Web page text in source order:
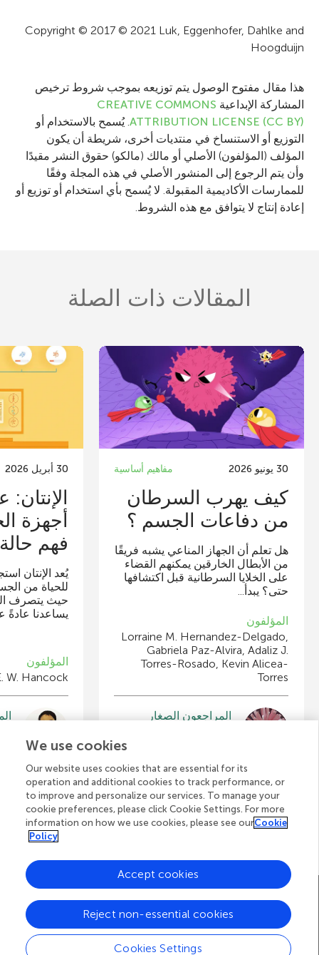
n
Copyright © 2017 © 2021 Luk, Eggenhofer, Dahlke and
Hoogduijn
هذا مقال مفتوح الوصول يتم توزيعه بموجب شروط ترخيص
المشاركة الإبداعية CREATIVE COMMONS
ATTRIBUTION LICENSE (CC BY). يُسمح بالاستخدام أو
التوزيع أو الاستنساخ في منتديات أخرى، شريطة أن يكون
المؤلف (المؤلفون) الأصلي أو مالك (مالكو) حقوق النشر مقيدًا
وأن يتم الرجوع إلى المنشور الأصلي في هذه المجلة وفقًا
للممارسات الأكاديمية المقبولة. لا يُسمح بأي استخدام أو توزيع أو
إعادة إنتاج لا يتوافق مع هذه الشروط.
المقالات ذات الصلة
30 يونيو 2026 مفاهيم أساسية
كيف يهرب السرطان
من دفاعات الجسم ؟
هل تعلم أن الجهاز المناعي يشبه فريقًا
من الأبطال الخارقين يمكنهم القضاء
على الخلايا السرطانية قبل اكتشافها
حتى؟ يبدأ...
المؤلفون
Lorraine M. Hernandez-Delgado,
Gabriela Paz-Alvira, Adaliz J.
Torres-Rosado, Kevin Alicea-
Torres
المراجعون الصغار
30 أبريل 2026
أجهزة
فهم
يُعد الإنتان
للحياة من
حيث يتصرف
يساعدنا عادةً
المؤلفون
W. Hancock
عرض جميع المقالات
صفحة Frontiers الرئيسية المدونة تواصل معنا
© 2026 Frontiers Media S.A.
We use cookies
Our website uses cookies that are essential for its
operation and additional cookies to track performance, or
to improve and personalize our services. To manage your
cookie preferences, please click Cookie Settings. For more
information on how we use cookies, please see ourCookie
Policy
Cookies Settings
Reject non-essential cookies
Accept cookies